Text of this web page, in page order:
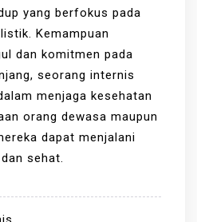
yang berfokus pada
Kemampuan
dan komitmen pada
seorang internis
menjaga kesehatan
orang dewasa maupun
dapat menjalani
sehat.